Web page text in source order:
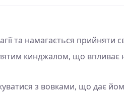
та намагається прийняти
кинджалом, що впливає
з вовками, що дає